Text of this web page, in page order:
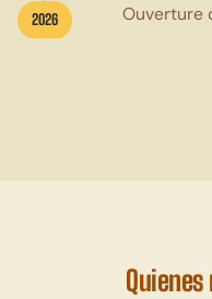
Ouverture
2026